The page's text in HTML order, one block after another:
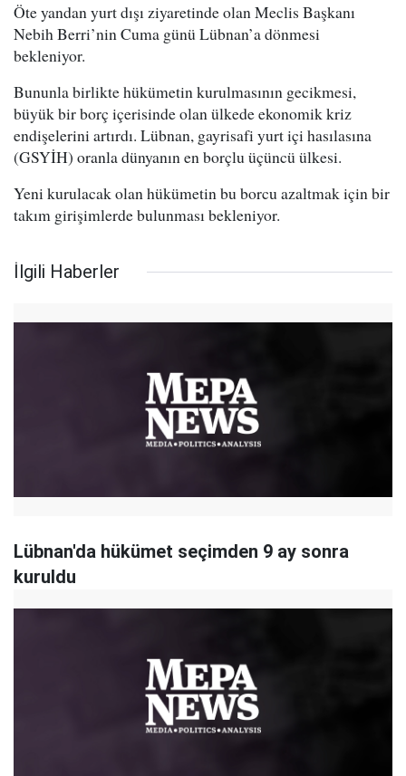
Öte yandan yurt dışı ziyaretinde olan Meclis Başkanı
Nebih Berri’nin Cuma günü Lübnan’a dönmesi
bekleniyor.
Bununla birlikte hükümetin kurulmasının gecikmesi,
büyük bir borç içerisinde olan ülkede ekonomik kriz
endişelerini artırdı. Lübnan, gayrisafi yurt içi hasılasına
(GSYİH) oranla dünyanın en borçlu üçüncü ülkesi.
Yeni kurulacak olan hükümetin bu borcu azaltmak için bir
takım girişimlerde bulunması bekleniyor.
İlgili Haberler
Lübnan'da hükümet seçimden 9 ay sonra
kuruldu